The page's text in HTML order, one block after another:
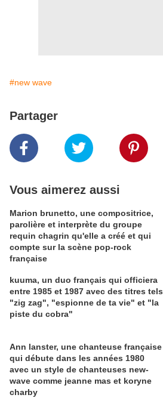
#new wave
Partager
Vous aimerez aussi
Marion brunetto, une compositrice,
parolière et interprète du groupe
requin chagrin qu'elle a créé et qui
compte sur la scène pop-rock
française
kuuma, un duo français qui officiera
entre 1985 et 1987 avec des titres tels
"zig zag", "espionne de ta vie" et "la
piste du cobra"
Ann lanster, une chanteuse française
qui débute dans les années 1980
avec un style de chanteuses new-
wave comme jeanne mas et koryne
charby